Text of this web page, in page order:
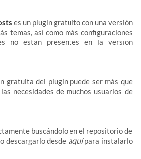
es un plugin gratuito con una versión
temas, así como más configuraciones
no están presentes en la versión
gratuita del plugin puede ser más que
necesidades de muchos usuarios de
buscándolo en el repositorio de
descargarlo desde aquípara instalarlo